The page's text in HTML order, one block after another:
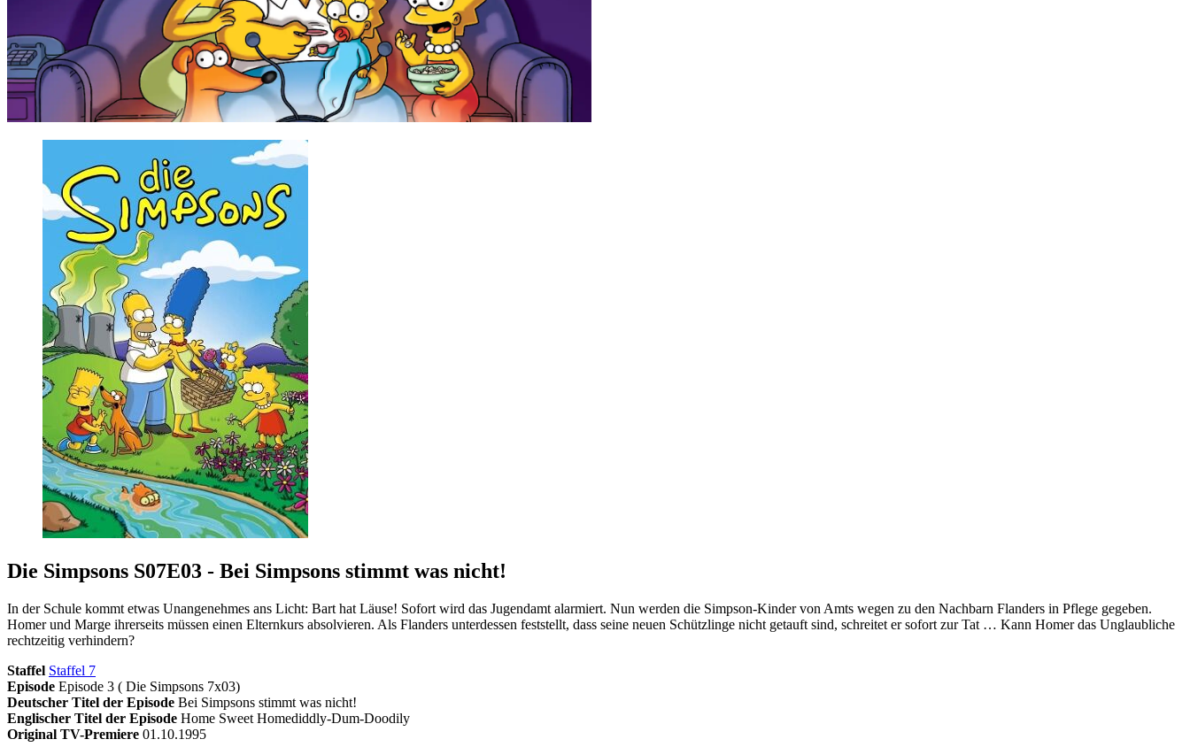
Die Simpsons S07E03 - Bei Simpsons stimmt was nicht!
In der Schule kommt etwas Unangenehmes ans Licht: Bart hat Läuse! Sofort wird das Jugendamt alarmiert. Nun werden die Simpson-Kinder von Amts wegen zu den Nachbarn Flanders in Pflege gegeben.
Homer und Marge ihrerseits müssen einen Elternkurs absolvieren. Als Flanders unterdessen feststellt, dass seine neuen Schützlinge nicht getauft sind, schreitet er sofort zur Tat … Kann Homer das Unglaubliche
rechtzeitig verhindern?
Staffel Staffel 7
Episode Episode 3 ( Die Simpsons 7x03)
Deutscher Titel der Episode Bei Simpsons stimmt was nicht!
Englischer Titel der Episode Home Sweet Homediddly-Dum-Doodily
Original TV-Premiere 01.10.1995